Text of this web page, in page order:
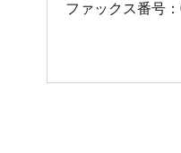
ファックス番号